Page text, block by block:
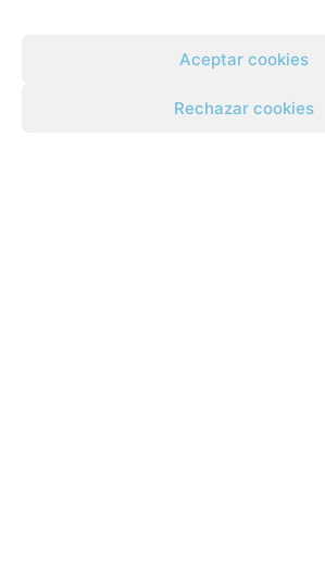
Aceptar cookies
Rechazar cookies
ofrecemos las herramientas
gestionar emociones como la